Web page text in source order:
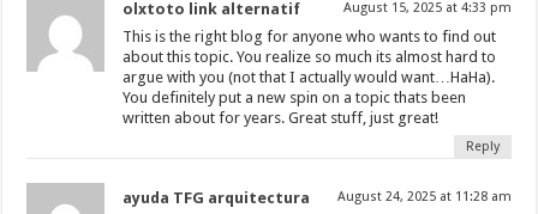
olxtoto link alternatif August 15, 2025 at 4:33 pm
This is the right blog for anyone who wants to find out
about this topic. You realize so much its almost hard to
argue with you (not that I actually would want…HaHa).
You definitely put a new spin on a topic thats been
written about for years. Great stuff, just great!
Reply
ayuda TFG arquitectura August 24, 2025 at 11:28 am